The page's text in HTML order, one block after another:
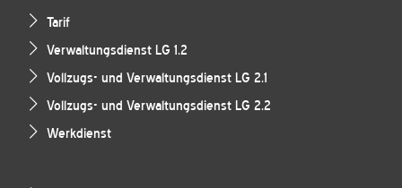
Tarif
Verwaltungsdienst LG 1.2
Vollzugs- und Verwaltungsdienst LG 2.1
Vollzugs- und Verwaltungsdienst LG 2.2
Werkdienst